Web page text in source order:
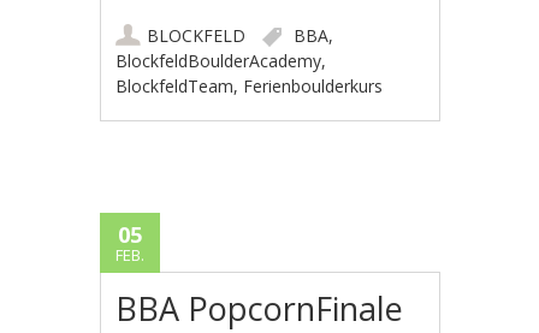
BLOCKFELD BBA,
BlockfeldBoulderAcademy,
BlockfeldTeam, Ferienboulderkurs
05
FEB.
BBA PopcornFinale